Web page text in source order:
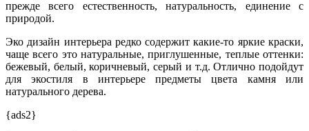
прежде всего естественность, натуральность, единение с
природой.
Эко дизайн интерьера редко содержит какие-то яркие краски,
чаще всего это натуральные, приглушенные, теплые оттенки:
бежевый, белый, коричневый, серый и т.д. Отлично подойдут
для экостиля в интерьере предметы цвета камня или
натурального дерева.
{ads2}